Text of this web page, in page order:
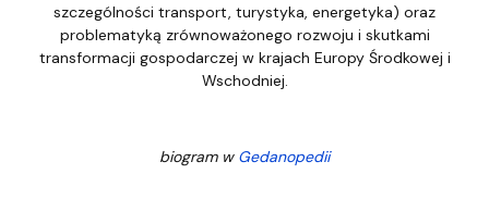
szczególności transport, turystyka, energetyka) oraz
problematyką zrównoważonego rozwoju i skutkami
transformacji gospodarczej w krajach Europy Środkowej i
Wschodniej.
biogram w Gedanopedii